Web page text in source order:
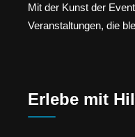
Mit der Kunst der
Veranstaltungen, die
Erlebe mit